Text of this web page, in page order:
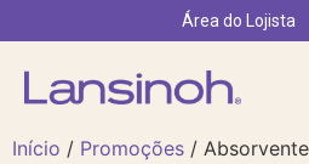
Área do Lojista
Início / Promoções /